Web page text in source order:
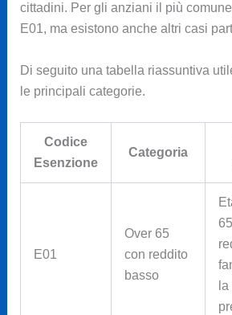
cittadini. Per gli anziani il più
E01, ma esistono anche altri casi
Di seguito una tabella riassuntiva
le principali categorie.
Codice
Esenzione
Categoria
E01
Over 65
con reddito
basso